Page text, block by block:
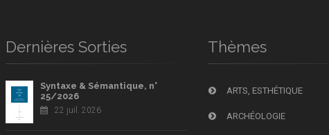
Dernières Sorties
Syntaxe & Sémantique, n°
25/2026
22 juil. 2026
Thèmes
ARTS, ESTHÉTIQUE
ARCHÉOLOGIE